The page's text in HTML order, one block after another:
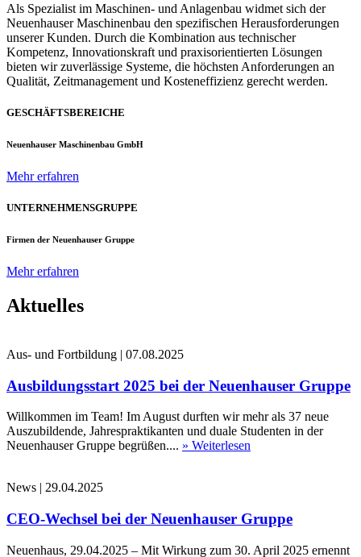
Als Spezialist im Maschinen- und Anlagenbau widmet sich der
Neuenhauser Maschinenbau den spezifischen Herausforderungen
unserer Kunden. Durch die Kombination aus technischer
Kompetenz, Innovationskraft und praxisorientierten Lösungen
bieten wir zuverlässige Systeme, die höchsten Anforderungen an
Qualität, Zeitmanagement und Kosteneffizienz gerecht werden.
GESCHÄFTSBEREICHE
Neuenhauser Maschinenbau GmbH
Mehr erfahren
UNTERNEHMENSGRUPPE
Firmen der Neuenhauser Gruppe
Mehr erfahren
Aktuelles
Aus- und Fortbildung | 07.08.2025
Ausbildungsstart 2025 bei der Neuenhauser Gruppe
Willkommen im Team! Im August durften wir mehr als 37 neue
Auszubildende, Jahrespraktikanten und duale Studenten in der
Neuenhauser Gruppe begrüßen.... » Weiterlesen
News | 29.04.2025
CEO-Wechsel bei der Neuenhauser Gruppe
Neuenhaus, 29.04.2025 – Mit Wirkung zum 30. April 2025 ernennt